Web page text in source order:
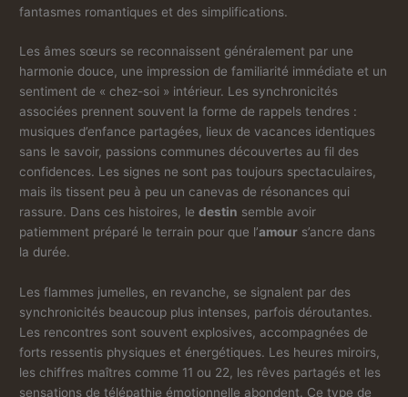
fantasmes romantiques et des simplifications.
Les âmes sœurs se reconnaissent généralement par une
harmonie douce, une impression de familiarité immédiate et un
sentiment de « chez-soi » intérieur. Les synchronicités
associées prennent souvent la forme de rappels tendres :
musiques d’enfance partagées, lieux de vacances identiques
sans le savoir, passions communes découvertes au fil des
confidences. Les signes ne sont pas toujours spectaculaires,
mais ils tissent peu à peu un canevas de résonances qui
rassure. Dans ces histoires, ledestin semble avoir
patiemment préparé le terrain pour que l’amour s’ancre dans
la durée.
Les flammes jumelles, en revanche, se signalent par des
synchronicités beaucoup plus intenses, parfois déroutantes.
Les rencontres sont souvent explosives, accompagnées de
forts ressentis physiques et énergétiques. Les heures miroirs,
les chiffres maîtres comme 11 ou 22, les rêves partagés et les
sensations de télépathie émotionnelle abondent. Ce type de